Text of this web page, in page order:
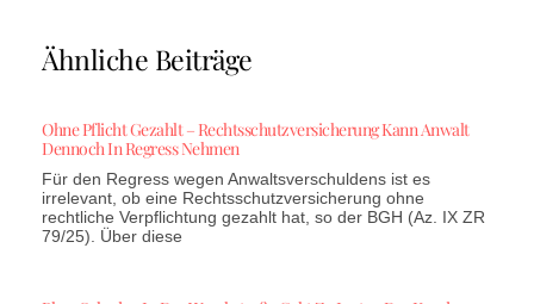
Ähnliche Beiträge
Ohne Pflicht Gezahlt – Rechtsschutzversicherung Kann Anwalt
Dennoch In Regress Nehmen
Für den Regress wegen Anwaltsverschuldens ist es
irrelevant, ob eine Rechtsschutzversicherung ohne
rechtliche Verpflichtung gezahlt hat, so der BGH (Az. IX ZR
79/25). Über diese